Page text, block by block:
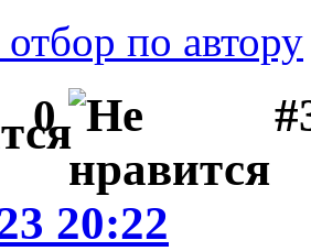
по автору
0
20:22